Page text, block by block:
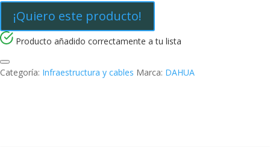
o
k
e
I
n
p
r
t
¡Quiero este producto!
Producto añadido correctamente a tu lista
Categoría: Infraestructura y cables Marca: DAHUA